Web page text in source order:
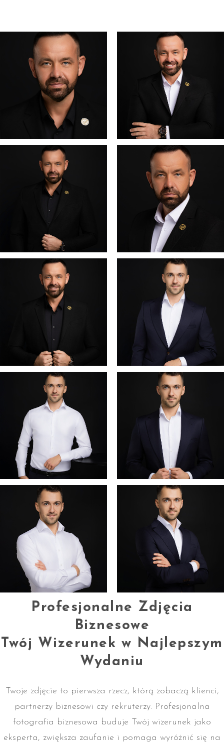
Profesjonalne Zdjęcia
Biznesowe
Twój Wizerunek w Najlepszym
Wydaniu
Twoje zdjęcie to pierwsza rzecz, którą zobaczą klienci,
partnerzy biznesowi czy rekruterzy. Profesjonalna
fotografia biznesowa buduje Twój wizerunek jako
eksperta, zwiększa zaufanie i pomaga wyróżnić się na